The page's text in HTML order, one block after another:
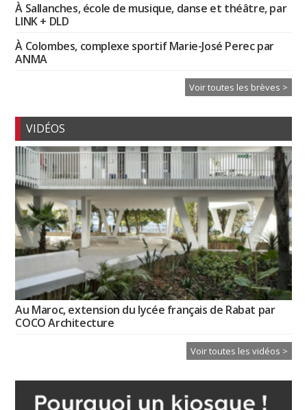
À Sallanches, école de musique, danse et théâtre, par
LINK + DLD
À Colombes, complexe sportif Marie-José Perec par
ANMA
Voir toutes les brèves >
VIDÉOS
Au Maroc, extension du lycée français de Rabat par
COCO Architecture
Voir toutes les vidéos >